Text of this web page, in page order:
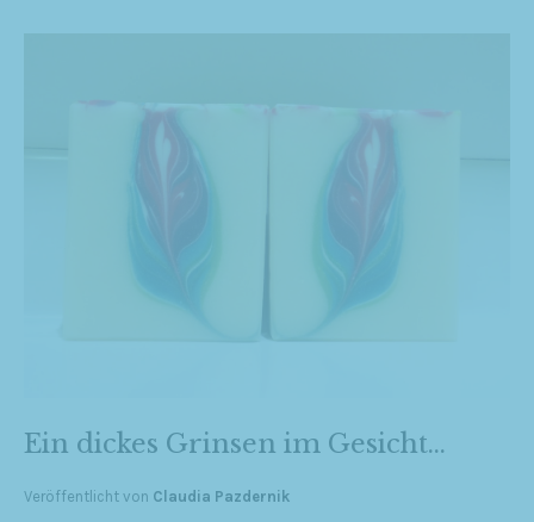
Ein dickes Grinsen im Gesicht…
Veröffentlicht von Claudia Pazdernik